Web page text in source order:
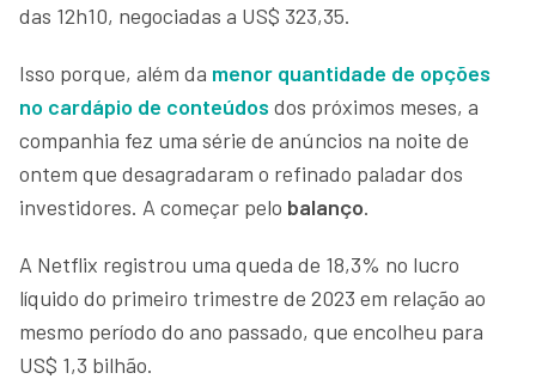
das 12h10, negociadas a US$ 323,35.
Isso porque, além da menor quantidade de opções
no cardápio de conteúdos dos próximos meses, a
companhia fez uma série de anúncios na noite de
ontem que desagradaram o refinado paladar dos
investidores. A começar pelo balanço.
A Netflix registrou uma queda de 18,3% no lucro
líquido do primeiro trimestre de 2023 em relação ao
mesmo período do ano passado, que encolheu para
US$ 1,3 bilhão.